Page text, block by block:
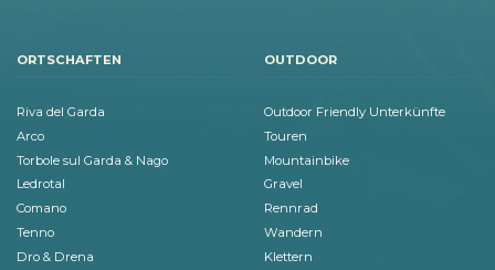
ORTSCHAFTEN
Riva del Garda
Arco
Torbole sul Garda & Nago
Ledrotal
Comano
Tenno
Dro & Drena
OUTDOOR
Outdoor Friendly Unterkünfte
Touren
Mountainbike
Gravel
Rennrad
Wandern
Klettern